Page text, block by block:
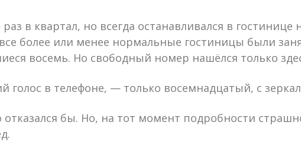
в квартал, но всегда останавливался в
более или менее нормальные гостиницы были
восемь. Но свободный номер нашёлся только
голос в телефоне, — только восемнадцатый, с
бы. Но, на тот момент подробности